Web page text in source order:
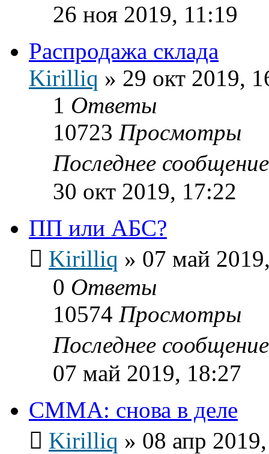
26 ноя 2019, 11:19
Распродажа склада
Kirilliq » 29 окт 2019,
1 Ответы
10723 Просмотры
Последнее
30 окт 2019, 17:22
ПП или АБС?
Kirilliq » 07 май
0 Ответы
10574 Просмотры
Последнее
07 май 2019, 18:27
СММА: снова в деле
Kirilliq » 08 апр